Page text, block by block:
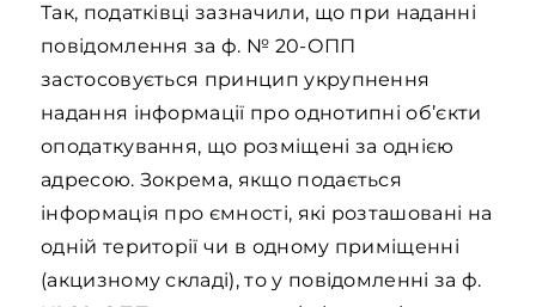
Так, податківці зазначили, що при наданні
повідомлення за ф. № 20-ОПП
застосовується принцип укрупнення
надання інформації про однотипні об’єкти
оподаткування, що розміщені за однією
адресою. Зокрема, якщо подається
інформація про ємності, які розташовані на
одній території чи в одному приміщенні
(акцизному складі), то у повідомленні за ф.